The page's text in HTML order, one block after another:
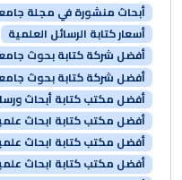
أبحاث منشورة في مجلة
أسعار كتابة الرسائل العلمية
أفضل شركة كتابة بحوث
أفضل شركة كتابة بحوث
أفضل مكتب كتابة أبحاث
أفضل مكتب كتابة ابحاث
أفضل مكتب كتابة ابحاث
أفضل مكتب كتابة ابحاث